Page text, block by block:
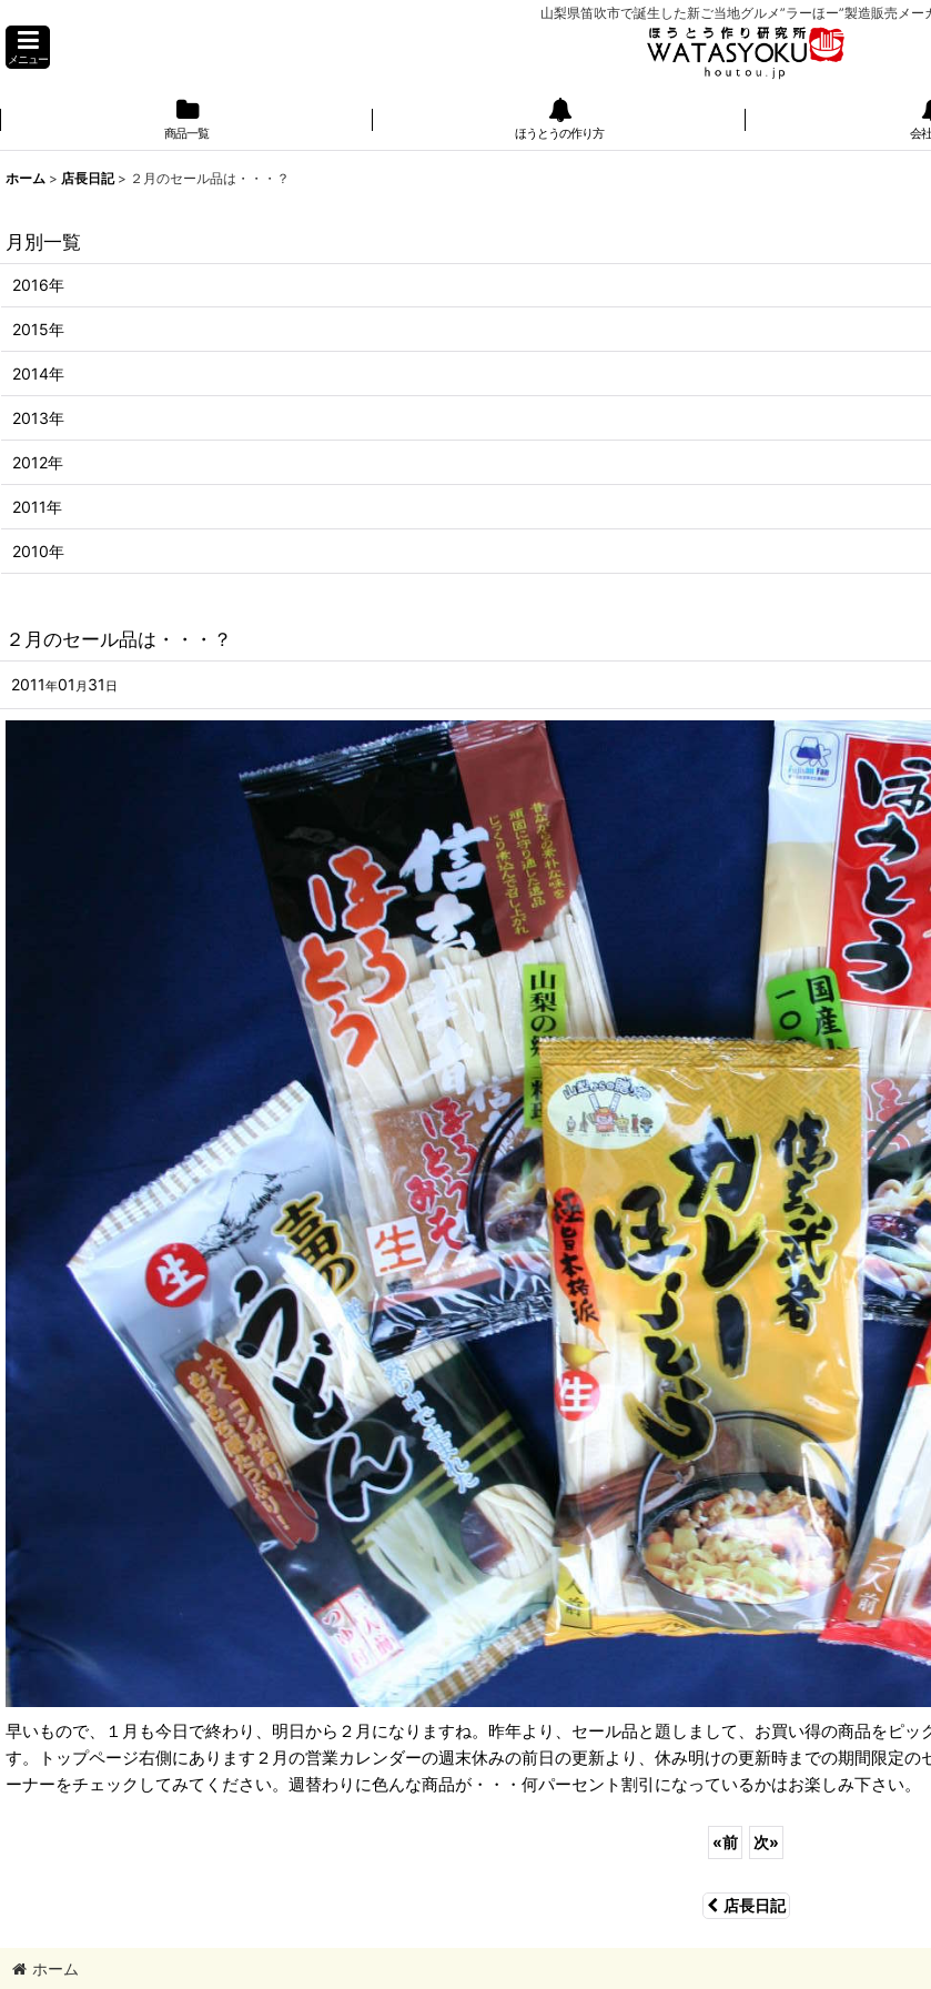
山梨県笛吹市で誕生した新ご当地グルメ”ラーほー”製造販売メー
メニュー
商品一覧 ほうとうの作り方 会
ホーム > 店長日記 > ２月のセール品は・・・？
２月のセール品は・・・？
2011年01 月 31 日
早いもので、１月も今日で終わり、明日から２月になりますね。昨年より、セール品と題しまして、お買い得の商品をピ
す。トップページ右側にあります２月の営業カレンダーの週末休みの前日の更新より、休み明けの更新時までの期間限定
ーナーをチェックしてみてください。週替わりに色んな商品が・・・何パーセント割引になっているかはお楽しみ下さい。
«前 次»
店長日記
月別一覧
2016年
2015年
2014年
2013年
2012年
2011年
2010年
ホーム